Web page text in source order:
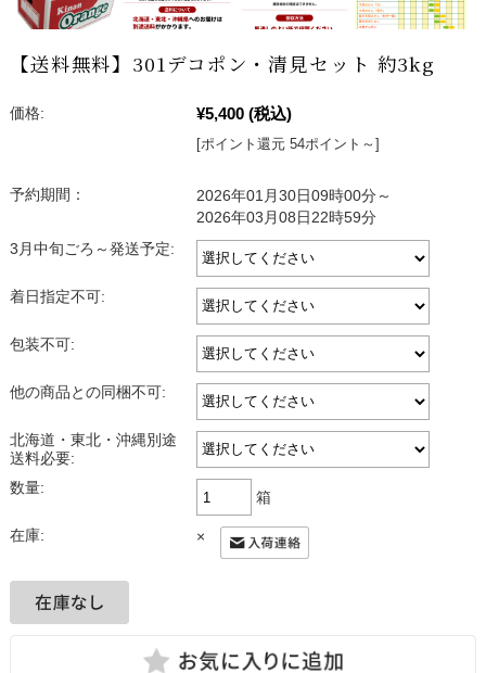
【送料無料】301デコポン・清見セット 約3kg
価格: ¥5,400 (税込)
[ポイント還元 54ポイント～]
予約期間：
2026年01月30日09時00分～
2026年03月08日22時59分
3月中旬ごろ～発送予定:
着日指定不可:
包装不可:
他の商品との同梱不可:
北海道・東北・沖縄別途
送料必要:
数量:
箱
在庫: ×